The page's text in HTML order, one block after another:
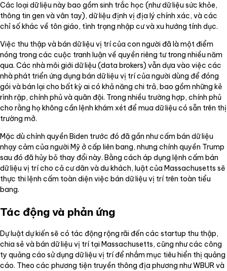
Các loại dữ liệu này bao gồm sinh trắc học (như dữ liệu sức khỏe,
thông tin gen và vân tay), dữ liệu định vị địa lý chính xác, và các
chỉ số khác về tôn giáo, tình trạng nhập cư và xu hướng tính dục.
Việc thu thập và bán dữ liệu vị trí của con người đã là một điểm
nóng trong các cuộc tranh luận về quyền riêng tư trong nhiều năm
qua. Các nhà môi giới dữ liệu (data brokers) vẫn dựa vào việc các
nhà phát triển ứng dụng bán dữ liệu vị trí của người dùng để đóng
gói và bán lại cho bất kỳ ai có khả năng chi trả, bao gồm những kẻ
rình rập, chính phủ và quân đội. Trong nhiều trường hợp, chính phủ
cho rằng họ không cần lệnh khám xét để mua dữ liệu có sẵn trên thị
trường mở.
Mặc dù chính quyền Biden trước đó đã gần như cấm bán dữ liệu
nhạy cảm của người Mỹ ở cấp liên bang, nhưng chính quyền Trump
sau đó đã hủy bỏ thay đổi này. Bằng cách áp dụng lệnh cấm bán
dữ liệu vị trí cho cả cư dân và du khách, luật của Massachusetts sẽ
thực thi lệnh cấm toàn diện việc bán dữ liệu vị trí trên toàn tiểu
bang.
Tác động và phản ứng
Dự luật dự kiến sẽ có tác động rộng rãi đến các startup thu thập,
chia sẻ và bán dữ liệu vị trí tại Massachusetts, cũng như các công
ty quảng cáo sử dụng dữ liệu vị trí để nhắm mục tiêu hiển thị quảng
cáo. Theo các phương tiện truyền thông địa phương như WBUR và